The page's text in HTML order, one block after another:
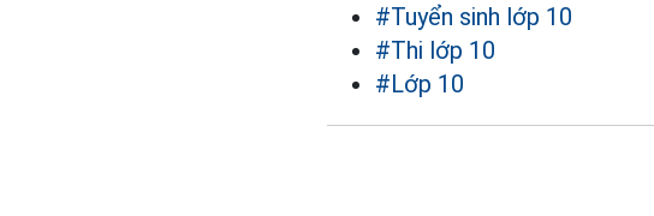
#Tuyển sinh lớp 10
#Thi lớp 10
#Lớp 10